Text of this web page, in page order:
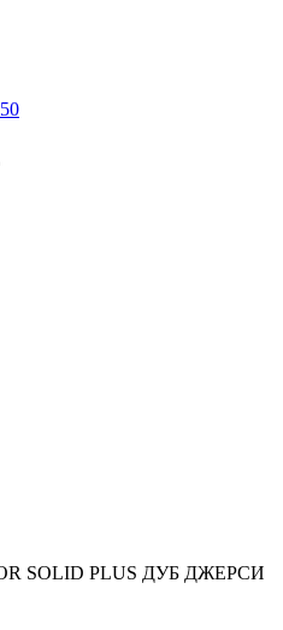
SOLID PLUS ДУБ ДЖЕРСИ